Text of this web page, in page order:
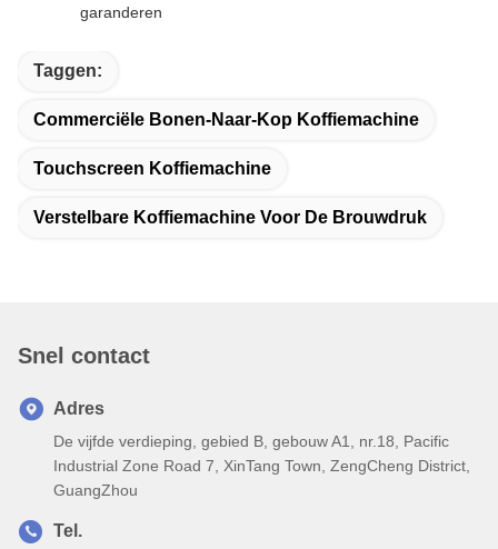
garanderen
Taggen:
Commerciële Bonen-Naar-Kop Koffiemachine
Touchscreen Koffiemachine
Verstelbare Koffiemachine Voor De Brouwdruk
Snel contact
Adres
De vijfde verdieping, gebied B, gebouw A1, nr.18, Pacific
Industrial Zone Road 7, XinTang Town, ZengCheng District,
GuangZhou
Tel.